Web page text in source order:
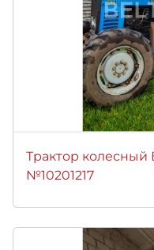
Трактор колесный
№10201217